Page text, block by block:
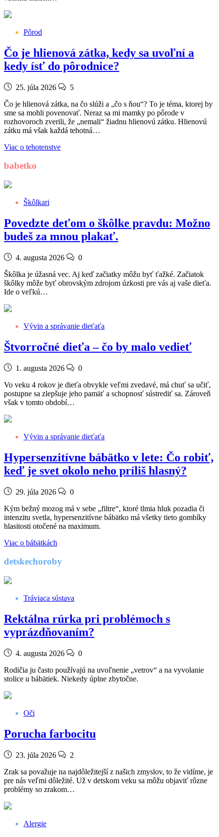
Pôrod
Čo je hlienová zátka, kedy sa uvoľní a
kedy ísť do pôrodnice?
25. júla 2026
5
Čo je hlienová zátka, na čo slúži a „čo s ňou“? To je téma, ktorej by
sme sa mohli povenovať. Neraz sa mi mamky po pôrode v
rozhovoroch zverili, že „nemali“ žiadnu hlienovú zátku. Hlienovú
zátku má však každá tehotná…
Viac o tehotenstve
babetko
Škôlkari
Povedzte deťom o škôlke pravdu: Možno
budeš za mnou plakať.
4. augusta 2026
0
Škôlka je úžasná vec. Aj keď začiatky môžu byť ťažké. Začiatok
škôlky môže byť obrovským zdrojom úzkosti pre vás aj vaše dieťa.
Ide o veľkú…
Vývin a správanie dieťaťa
Štvorročné dieťa – čo by malo vedieť
1. augusta 2026
0
Vo veku 4 rokov je dieťa obvykle veľmi zvedavé, má chuť sa učiť,
postupne sa zlepšuje jeho pamäť a schopnosť sústrediť sa. Zároveň
však v tomto období…
Vývin a správanie dieťaťa
Hypersenzitívne bábätko v lete: Čo robiť,
keď je svet okolo neho príliš hlasný?
29. júla 2026
0
Kým bežný mozog má v sebe „filtre“, ktoré tlmia hluk pozadia či
intenzitu svetla, hypersenzitívne bábätko má všetky tieto gombíky
hlasitosti otočené na maximum.
Viac o bábätkách
detskechoroby
Tráviaca sústava
Rektálna rúrka pri problémoch s
vyprázdňovaním?
4. augusta 2026
0
Rodičia ju často používajú na uvoľnenie „vetrov“ a na vyvolanie
stolice u bábätiek. Niekedy úplne zbytočne.
Oči
Porucha farbocitu
23. júla 2026
2
Zrak sa považuje na najdôležitejší z našich zmyslov, to že vidíme, je
pre nás veľmi dôležité. Už v detskom veku sa môžu objaviť rôzne
problémy so zrakom…
Alergie